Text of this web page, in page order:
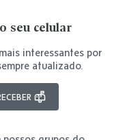
seu celular
interessantes por
atualizado.